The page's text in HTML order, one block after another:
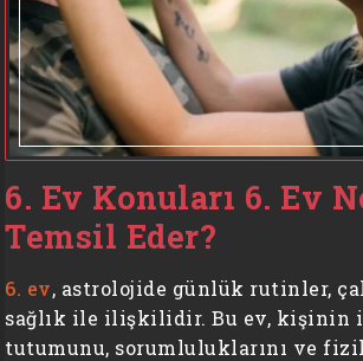
6. Ev Konuları 6. Ev
Temsil Eder?
6. ev, astrolojide günlük rutinler,
sağlık ile ilişkilidir. Bu ev, kişinin
tutumunu, sorumluluklarını ve